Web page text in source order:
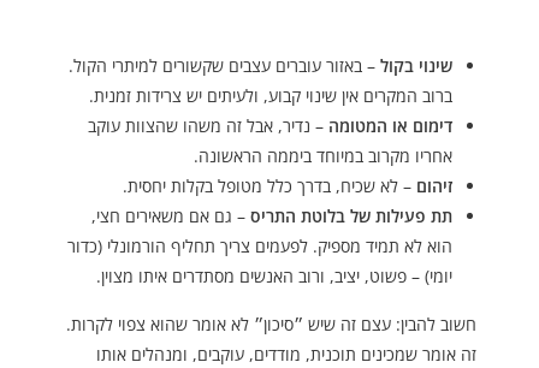
שינוי בקול – באזור עוברים עצבים שקשורים למיתרי הקול.
ברוב המקרים אין שינוי קבוע, ולעיתים יש צרידות זמנית.
דימום או המטומה – נדיר, אבל זה משהו שהצוות עוקב
אחריו מקרוב במיוחד ביממה הראשונה.
זיהום – לא שכיח, בדרך כלל מטופל בקלות יחסית.
תת פעילות של בלוטת התריס – גם אם משאירים חצי,
הוא לא תמיד מספיק. לפעמים צריך תחליף הורמונלי (כדור
יומי) – פשוט, יציב, ורוב האנשים מסתדרים איתו מצוין.
חשוב להבין: עצם זה שיש ״סיכון״ לא אומר שהוא צפוי לקרות.
זה אומר שמכינים תוכנית, מודדים, עוקבים, ומנהלים אותו